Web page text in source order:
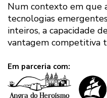
Num contexto em que
tecnologias
inteiros, a capacidade
vantagem competitiva
Em parceria com: